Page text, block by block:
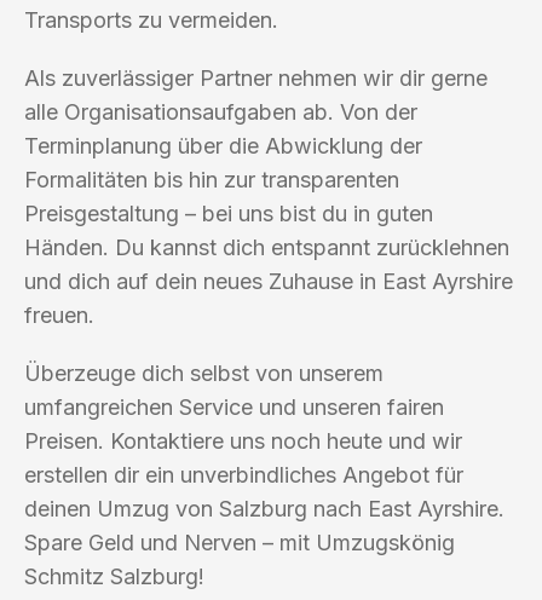
Transports zu vermeiden.
Als zuverlässiger Partner nehmen wir dir gerne
alle Organisationsaufgaben ab. Von der
Terminplanung über die Abwicklung der
Formalitäten bis hin zur transparenten
Preisgestaltung – bei uns bist du in guten
Händen. Du kannst dich entspannt zurücklehnen
und dich auf dein neues Zuhause in East Ayrshire
freuen.
Überzeuge dich selbst von unserem
umfangreichen Service und unseren fairen
Preisen. Kontaktiere uns noch heute und wir
erstellen dir ein unverbindliches Angebot für
deinen Umzug von Salzburg nach East Ayrshire.
Spare Geld und Nerven – mit Umzugskönig
Schmitz Salzburg!